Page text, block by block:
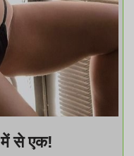
में से एक!